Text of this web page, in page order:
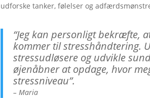
udforske tanker, følelser og
“Jeg kan personligt bekræfte,
kommer til stresshåndtering.
stressudløsere og udvikle
øjenåbner at opdage, hvor
stressniveau”.
– Maria